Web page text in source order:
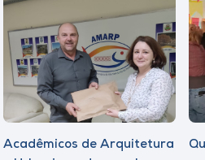
Acadêmicos de Arquitetura